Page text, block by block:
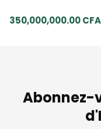
350,000,000.00 CFA
Abonnez-